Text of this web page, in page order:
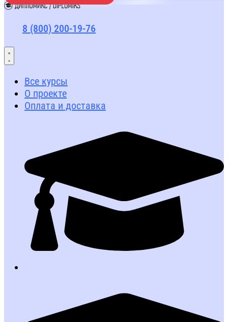
8 (800) 200-19-76
Все курсы
О проекте
Оплата и доставка